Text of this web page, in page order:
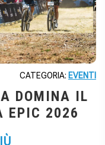
CATEGORIA: EVENTI
DOMINA IL
EPIC 2026